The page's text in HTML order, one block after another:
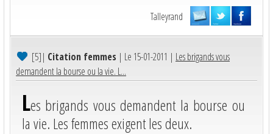
Talleyrand
[5]| Citation femmes | Le 15-01-2011 | Les brigands vous
demandent la bourse ou la vie. L...
Les brigands vous demandent la bourse ou
la vie. Les femmes exigent les deux.